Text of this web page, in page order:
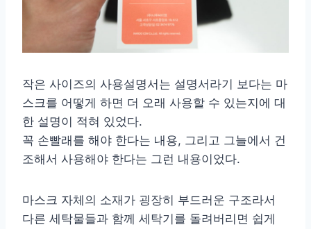
작은 사이즈의 사용설명서는 설명서라기 보다는 마
스크를 어떻게 하면 더 오래 사용할 수 있는지에 대
한 설명이 적혀 있었다.
꼭 손빨래를 해야 한다는 내용, 그리고 그늘에서 건
조해서 사용해야 한다는 그런 내용이었다.
마스크 자체의 소재가 굉장히 부드러운 구조라서
다른 세탁물들과 함께 세탁기를 돌려버리면 쉽게